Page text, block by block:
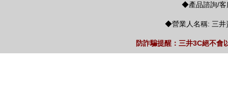
◆產品諮詢/客
◆營業人名稱: 三井
防詐騙提醒：三井3C絕不會